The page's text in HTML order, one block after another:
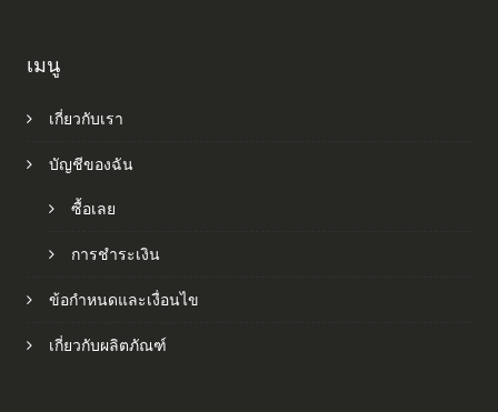
เมนู
เกี่ยวกับเรา
บัญชีของฉัน
ซื้อเลย
การชำระเงิน
ข้อกำหนดและเงื่อนไข
เกี่ยวกับผลิตภัณฑ์